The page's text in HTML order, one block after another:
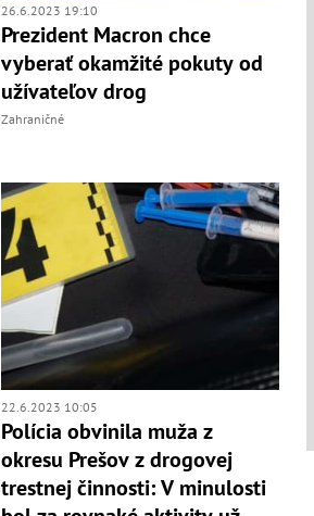
26.6.2023 19:10
Prezident Macron chce
vyberať okamžité pokuty od
užívateľov drog
Zahraničné
22.6.2023 10:05
Polícia obvinila muža z
okresu Prešov z drogovej
trestnej činnosti: V minulosti